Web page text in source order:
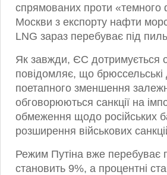
спрямованих проти «темного
Москви з експорту нафти
LNG зараз перебуває під
Як завжди, ЄС дотримується
повідомляє, що
поетапного зменшення
обговорюються санкції на
обмеження щодо російських
розширення військових
Режим Путіна вже перебуває
становить 9%, а процентні